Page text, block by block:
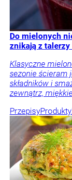
Do mielonych
znikają z
Klasyczne
sezonie ścieram
składników i
zewnątrz,
PrzepisyProdukty